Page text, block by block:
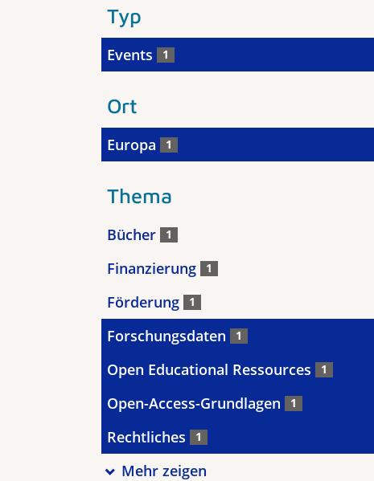
Typ
Events 1
Ort
Europa 1
Thema
Bücher 1
Finanzierung 1
Förderung 1
Forschungsdaten 1
Open Educational Ressources 1
Open-Access-Grundlagen 1
Rechtliches 1
Mehr zeigen